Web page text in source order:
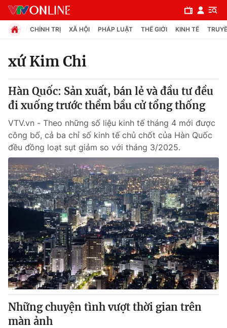
Chuyên mục
Chính trị
Xã hội
Pháp luật
Y tế
Tin tức
Thế giới đó đây
Câu chuyện quốc tế
Kinh tế
Tài chính
Thị trường
Góc doanh nghiệp
Dữ liệu và đời sống
Truyền hình
CHÍNH TRỊ XÃ HỘI PHÁP LUẬT THẾ GIỚI KINH TẾ
xứ Kim Chi
Hàn Quốc: Sản xuất, bán lẻ và đầu tư đều
đi xuống trước thềm bầu cử tổng thống
VTV.vn - Theo những số liệu kinh tế tháng 4 mới được
công bố, cả ba chỉ số kinh tế chủ chốt của Hàn Quốc
đều đồng loạt sụt giảm so với tháng 3/2025.
Những chuyện tình vượt thời gian trên
màn ảnh